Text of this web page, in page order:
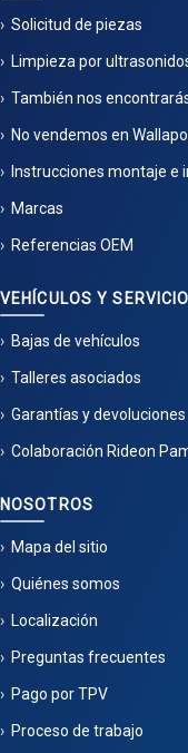
Solicitud de piezas
Limpieza por
También nos
No vendemos en
Instrucciones montaje e
Marcas
Referencias OEM
VEHÍCULOS Y
Bajas de vehículos
Talleres asociados
Garantías y devoluciones
Colaboración Rideon
NOSOTROS
Mapa del sitio
Quiénes somos
Localización
Preguntas frecuentes
Pago por TPV
Proceso de trabajo